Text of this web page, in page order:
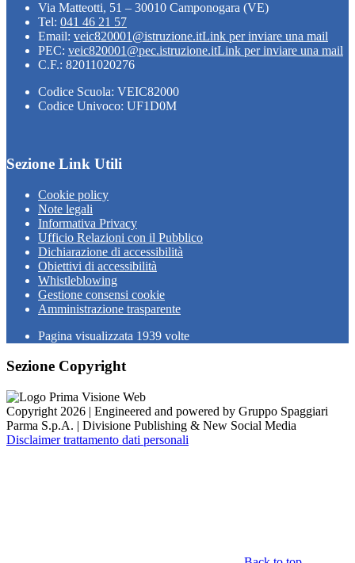
Via Matteotti, 51 – 30010 Camponogara (VE)
Tel: 041 46 21 57
Email: veic820001@istruzione.itLink per inviare una mail
PEC: veic820001@pec.istruzione.itLink per inviare una mail
C.F.: 82011020276
Codice Scuola: VEIC82000
Codice Univoco: UF1D0M
Sezione Link Utili
Cookie policy
Note legali
Informativa Privacy
Ufficio Relazioni con il Pubblico
Dichiarazione di accessibilità
Obiettivi di accessibilità
Whistleblowing
Gestione consensi cookie
Amministrazione trasparente
Pagina visualizzata 1939 volte
Sezione Copyright
Copyright 2026 | Engineered and powered by Gruppo Spaggiari
Parma S.p.A. | Divisione Publishing & New Social Media
Disclaimer trattamento dati personali